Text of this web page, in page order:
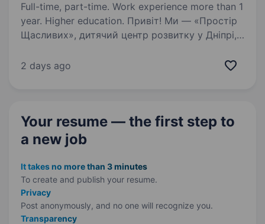
Full-time, part-time. Work experience more than 1
year. Higher education. Привіт! Ми — «Простір
Щасливих», дитячий центр розвитку у Дніпрі,
У нашій творчій майстерні малюють, ліплять,
2 days ago
Your resume — the first step to
a new job
It takes no more than 3 minutes
To create and publish your resume.
Privacy
Post anonymously, and no one will recognize you.
Transparency